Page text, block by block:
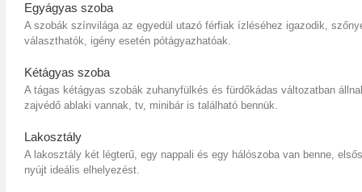
Egyágyas szoba
A szobák színvilága az egyedül utazó férfiak ízléséhez igazodik,
választhatók, igény esetén pótágyazhatóak.
Kétágyas szoba
A tágas kétágyas szobák zuhanyfülkés és fürdőkádas változatban
zajvédő ablaki vannak, tv, minibár is található bennük.
Lakosztály
A lakosztály két légterű, egy nappali és egy hálószoba van benne,
nyújt ideális elhelyezést.